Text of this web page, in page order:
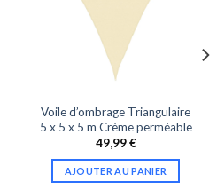
Voile d’ombrage Triangulaire
5 x 5 x 5 m Crème perméable
49,99€
AJOUTER AU PANIER